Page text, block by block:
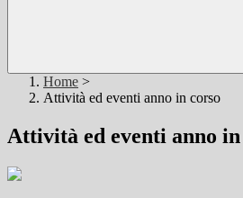
Home >
Attività ed eventi anno in corso
Attività ed eventi anno in